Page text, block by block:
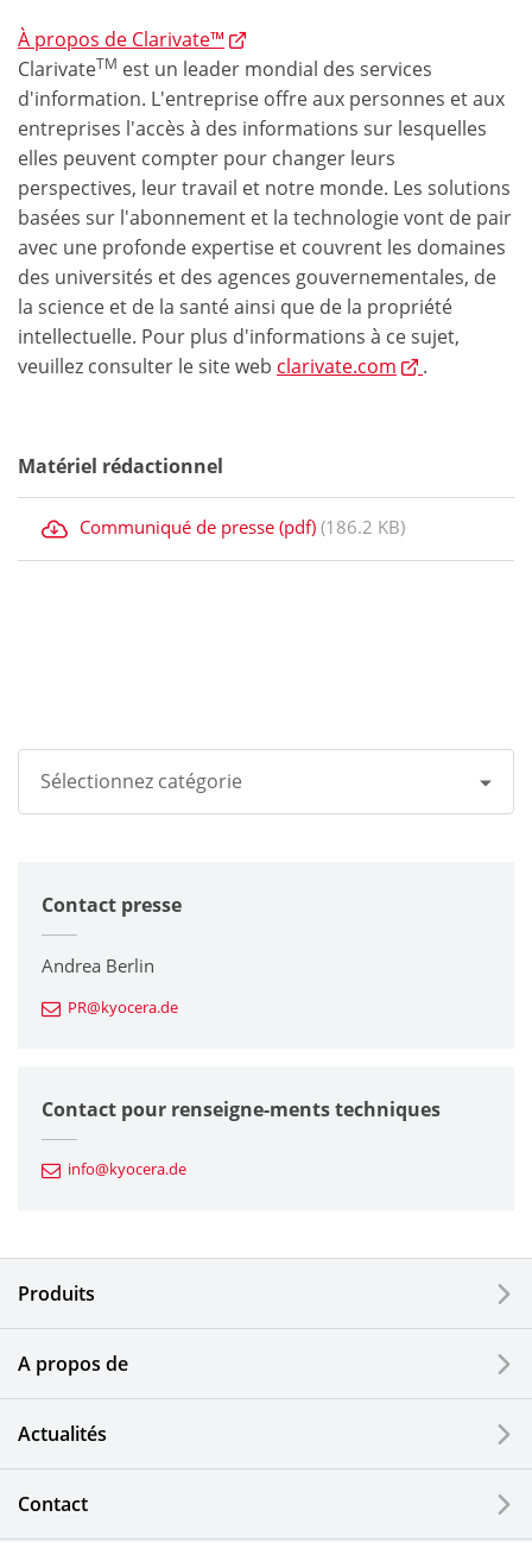
À propos de Clarivate™
ClarivateTM est un leader mondial des services
d'information. L'entreprise offre aux personnes et aux
entreprises l'accès à des informations sur lesquelles
elles peuvent compter pour changer leurs
perspectives, leur travail et notre monde. Les solutions
basées sur l'abonnement et la technologie vont de pair
avec une profonde expertise et couvrent les domaines
des universités et des agences gouvernementales, de
la science et de la santé ainsi que de la propriété
intellectuelle. Pour plus d'informations à ce sujet,
veuillez consulter le site web clarivate.com .
Matériel rédactionnel
Communiqué de presse (pdf) (186.2 KB)
Sélectionnez catégorie
Groupe Kyocera
Imprimantes / Multifonctions
Composants en céramique fine
Composants automobiles
Composants électroniques
Composants optiques
Ecrans LCD et solutions tactiles
Systèmes électriques solaires
Contact presse
Andrea Berlin
PR@kyocera.de
Contact pour renseigne-ments techniques
info@kyocera.de
Produits
A propos de
Actualités
Contact